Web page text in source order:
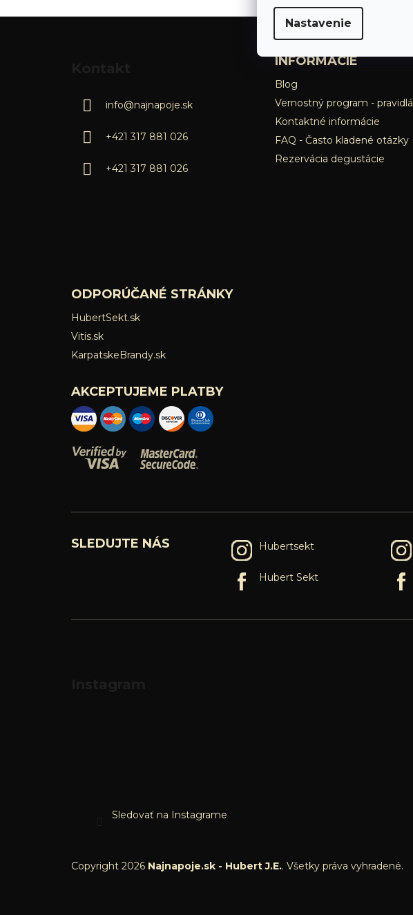
Nastavenie
info@najnapoje.sk
+421 317 881 026
+421 317 881 026
INFORMÁCIE
Blog
Vernostný program - pravidlá
Kontaktné informácie
FAQ - Často kladené otázky
Rezervácia degustácie
ODPORÚČANÉ STRÁNKY
HubertSekt.sk
Vitis.sk
KarpatskeBrandy.sk
AKCEPTUJEME PLATBY
SLEDUJTE NÁS Hubertsekt
Hubert Sekt
Sledovať na Instagrame
Copyright 2026 Najnapoje.sk - Hubert J.E.. Všetky práva vyhradené.